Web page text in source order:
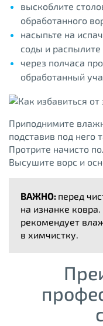
выскоблите
обработанного
насыпьте на
соды и
через полчаса
обработанный
Приподнимите
подставив под него
Протрите начисто
Высушите ворс и
ВАЖНО: перед
на изнанке
рекомендует
в химчистку.